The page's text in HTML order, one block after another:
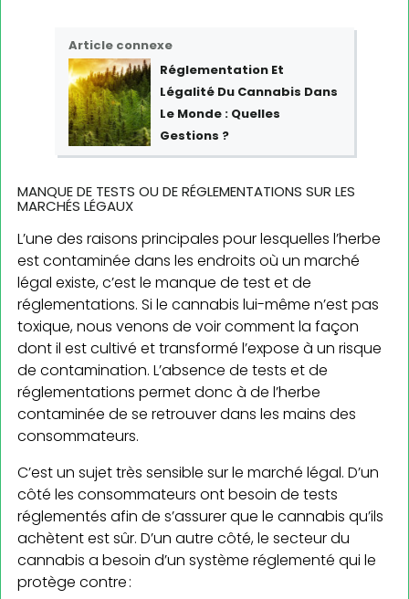
Article connexe
Réglementation Et
Légalité Du Cannabis Dans
Le Monde : Quelles
Gestions ?
MANQUE DE TESTS OU DE RÉGLEMENTATIONS SUR LES
MARCHÉS LÉGAUX
L’une des raisons principales pour lesquelles l’herbe
est contaminée dans les endroits où un marché
légal existe, c’est le manque de test et de
réglementations. Si le cannabis lui-même n’est pas
toxique, nous venons de voir comment la façon
dont il est cultivé et transformé l’expose à un risque
de contamination. L’absence de tests et de
réglementations permet donc à de l’herbe
contaminée de se retrouver dans les mains des
consommateurs.
C’est un sujet très sensible sur le marché légal. D’un
côté les consommateurs ont besoin de tests
réglementés afin de s’assurer que le cannabis qu’ils
achètent est sûr. D’un autre côté, le secteur du
cannabis a besoin d’un système réglementé qui le
protège contre :